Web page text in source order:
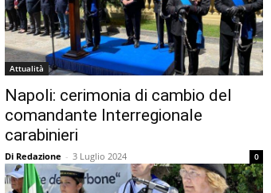
Attualità
Napoli: cerimonia di cambio del
comandante Interregionale
carabinieri
Di Redazione - 3 Luglio 2024 0